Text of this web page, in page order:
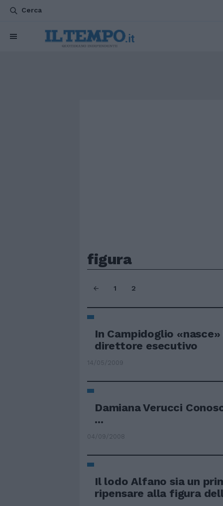
Cerca
figura
1 2
In Campidoglio
direttore esecutivo
14/05/2009
Damiana Verucci
...
04/09/2008
Il lodo Alfano sia un
ripensare alla figura